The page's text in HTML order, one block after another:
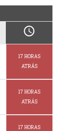
schedule
17 HORAS
ATRÁS
17 HORAS
ATRÁS
17 HORAS